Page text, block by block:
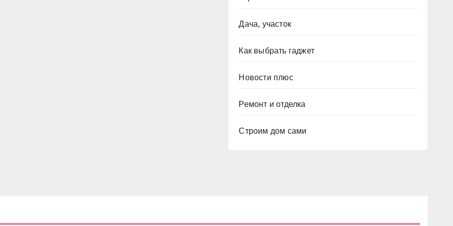
Дача, участок
Как выбрать гаджет
Новости плюс
Ремонт и отделка
Строим дом сами